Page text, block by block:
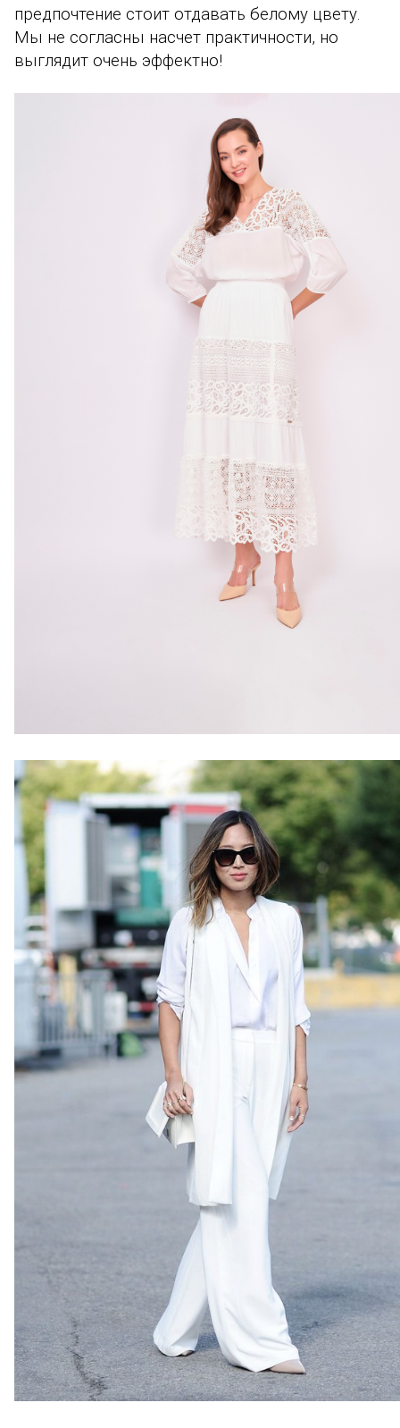
предпочтение стоит отдавать белому цвету.
Мы не согласны насчет практичности, но
выглядит очень эффектно!